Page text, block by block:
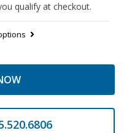
qualify at checkout.